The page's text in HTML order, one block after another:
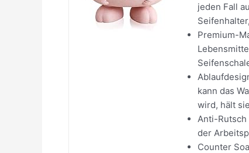
jeden Fall
Premium-
kann das
wird, hält
Anti-Rutsch
der
Counter